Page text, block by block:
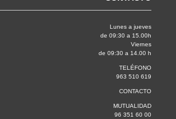
Lunes a jueves
de 09:30 a 15.00h
Viernes
de 09:30 a 14.00 h
TELÉFONO
963 510 619
CONTACTO
MUTUALIDAD
96 351 60 00